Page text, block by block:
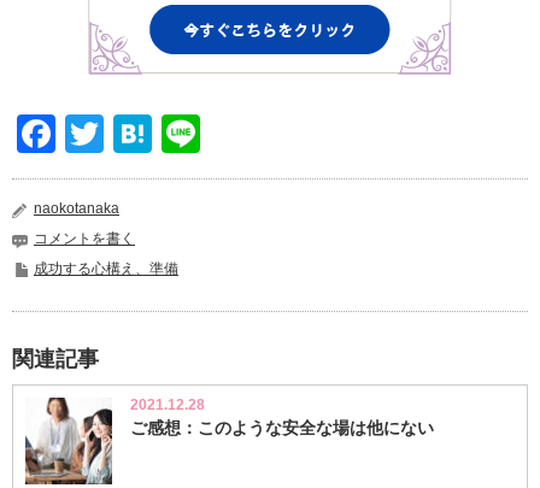
Facebook
TwitterHatena
naokotanaka
コメントを書く
成功する心構え、準備
関連記事
2021.12.28
ご感想：このような安全な場は他にない